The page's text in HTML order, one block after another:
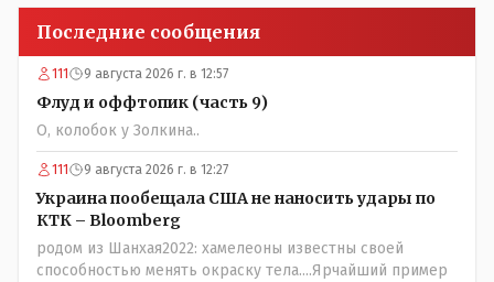
Последние сообщения
111 9 августа 2026 г. в 12:57
Флуд и оффтопик (часть 9)
О, колобок у Золкина..
111 9 августа 2026 г. в 12:27
Украина пообещала США не наносить удары по
КТК – Bloomberg
родом из Шанхая2022: хамелеоны известны своей
способностью менять окраску тела....Ярчайший пример